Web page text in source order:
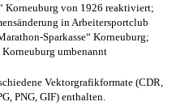
Korneuburg von 1926 reaktiviert;
in Arbeitersportclub
Sparkasse“ Korneuburg;
umbenannt
Vektorgrafikformate (CDR,
PNG, GIF) enthalten.